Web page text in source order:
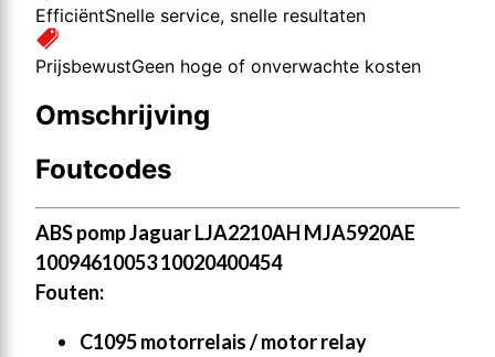
EfficiëntSnelle service, snelle resultaten
PrijsbewustGeen hoge of onverwachte kosten
Omschrijving
Foutcodes
ABS pomp Jaguar LJA2210AH MJA5920AE
10094610053 10020400454
Fouten:
C1095 motorrelais / motor relay